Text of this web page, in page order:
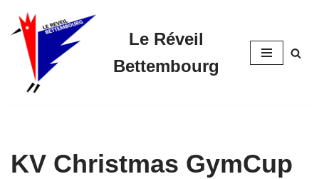
Skip
content
Le Réveil
Bettembourg
KV Christmas GymCup